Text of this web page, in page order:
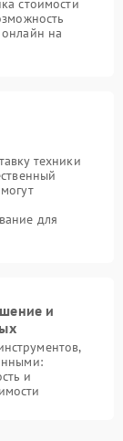
стоимости
на
техники
для
и
и